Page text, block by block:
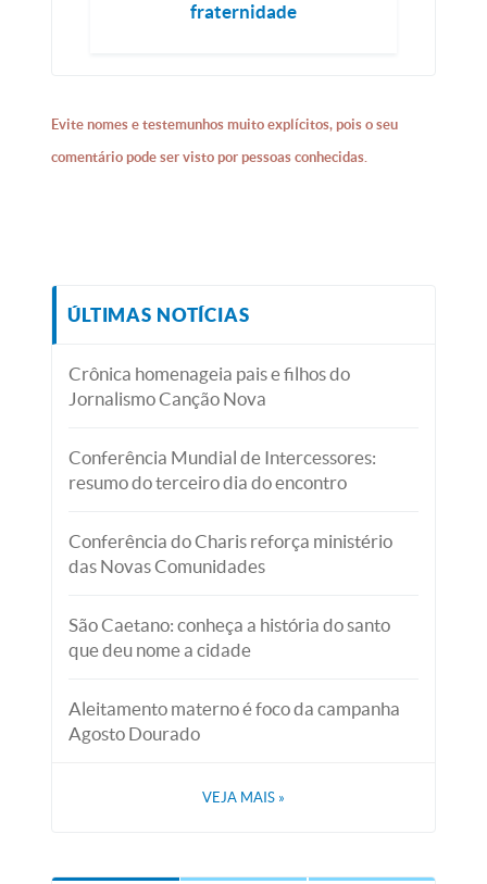
fraternidade
Evite nomes e testemunhos muito explícitos, pois o seu
comentário pode ser visto por pessoas conhecidas.
ÚLTIMAS NOTÍCIAS
Crônica homenageia pais e filhos do
Jornalismo Canção Nova
Conferência Mundial de Intercessores:
resumo do terceiro dia do encontro
Conferência do Charis reforça ministério
das Novas Comunidades
São Caetano: conheça a história do santo
que deu nome a cidade
Aleitamento materno é foco da campanha
Agosto Dourado
VEJA MAIS »